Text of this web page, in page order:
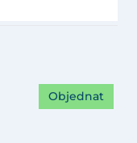
Objednat